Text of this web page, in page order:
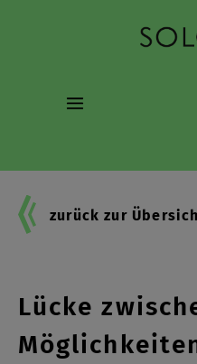
zurück zur
Lücke